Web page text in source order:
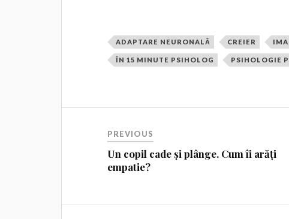
ADAPTARE NEURONALĂ CREIER
ÎN 15 MINUTE PSIHOLOG PSIHOLOGIE
PREVIOUS
Un copil cade și plânge. Cum îi arăți
empatie?